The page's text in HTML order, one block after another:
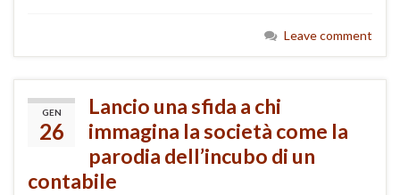
Leave comment
GEN
26
Lancio una sfida a chi
immagina la società come la
parodia dell’incubo di un
contabile